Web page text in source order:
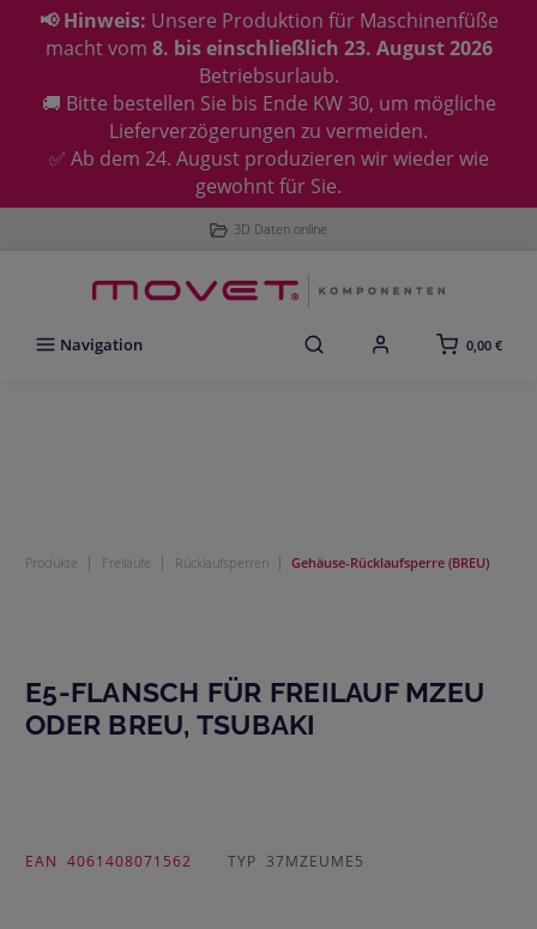
📢 Hinweis: Unsere Produktion für Maschinenfüße
macht vom 8. bis einschließlich 23. August 2026
Betriebsurlaub.
🚚 Bitte bestellen Sie bis Ende KW 30, um mögliche
Lieferverzögerungen zu vermeiden.
✅ Ab dem 24. August produzieren wir wieder wie
gewohnt für Sie.
3D Daten online
Navigation 0,00 €
Produkte | Freiläufe | Rücklaufsperren | Gehäuse-Rücklaufsperre (BREU)
E5-FLANSCH FÜR FREILAUF MZEU
ODER BREU, TSUBAKI
EAN 4061408071562 TYP 37MZEUME5